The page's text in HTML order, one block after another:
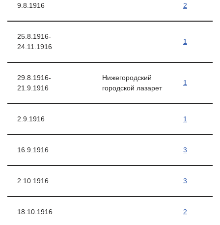
9.8.1916 2
25.8.1916-
24.11.1916
1
29.8.1916-
21.9.1916
Нижегородский
городской лазарет
1
2.9.1916 1
16.9.1916 3
2.10.1916 3
18.10.1916 2